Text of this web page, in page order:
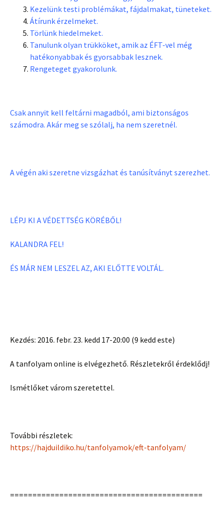
Kezelünk testi problémákat, fájdalmakat, tüneteket.
Átírunk érzelmeket.
Törlünk hiedelmeket.
Tanulunk olyan trükköket, amik az ÉFT-vel még
hatékonyabbak és gyorsabbak lesznek.
Rengeteget gyakorolunk.
Csak annyit kell feltárni magadból, ami biztonságos
számodra. Akár meg se szólalj, ha nem szeretnél.
A végén aki szeretne vizsgázhat és tanúsítványt szerezhet.
LÉPJ KI A VÉDETTSÉG KÖRÉBŐL!
KALANDRA FEL!
ÉS MÁR NEM LESZEL AZ, AKI ELŐTTE VOLTÁL.
Kezdés: 2016. febr. 23. kedd 17-20:00 (9 kedd este)
A tanfolyam online is elvégezhető. Részletekről érdeklődj!
Ismétlőket várom szeretettel.
További részletek:
https://hajduildiko.hu/tanfolyamok/eft-tanfolyam/
===========================================